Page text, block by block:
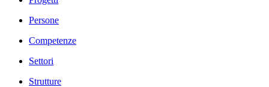
Persone
Competenze
Settori
Strutture